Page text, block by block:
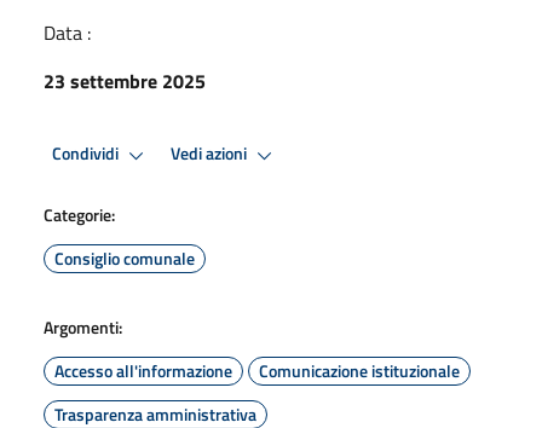
Data :
23 settembre 2025
Condividi Vedi azioni
Categorie:
Consiglio comunale
Argomenti:
Accesso all'informazione
Comunicazione istituzionale
Trasparenza amministrativa